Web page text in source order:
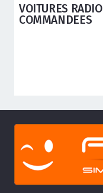
VOITURES RADIO
COMMANDEES